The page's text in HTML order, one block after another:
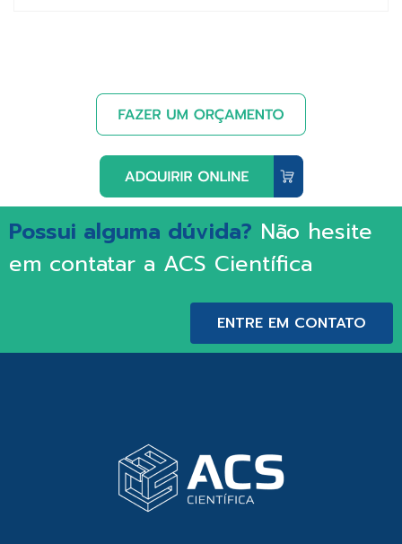
Possui alguma dúvida? Não hesite
em contatar a ACS Científica
ENTRE EM CONTATO